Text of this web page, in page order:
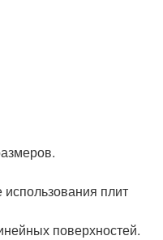
плит
поверхностей.